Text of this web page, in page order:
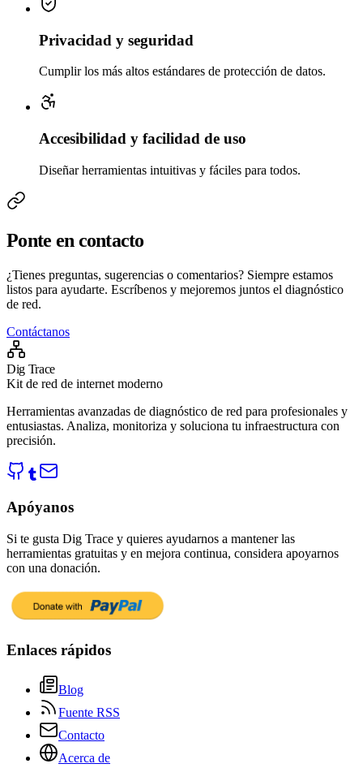
Privacidad y seguridad
Cumplir los más altos estándares de protección de datos.
Accesibilidad y facilidad de uso
Diseñar herramientas intuitivas y fáciles para todos.
Ponte en contacto
¿Tienes preguntas, sugerencias o comentarios? Siempre estamos
listos para ayudarte. Escríbenos y mejoremos juntos el diagnóstico
de red.
Contáctanos
Dig Trace
Kit de red de internet moderno
Herramientas avanzadas de diagnóstico de red para profesionales y
entusiastas. Analiza, monitoriza y soluciona tu infraestructura con
precisión.
Apóyanos
Si te gusta Dig Trace y quieres ayudarnos a mantener las
herramientas gratuitas y en mejora continua, considera apoyarnos
con una donación.
Enlaces rápidos
Blog
Fuente RSS
Contacto
Acerca de